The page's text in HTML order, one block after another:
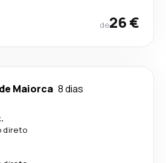
de26 €
Maiorca 8 dias
direto